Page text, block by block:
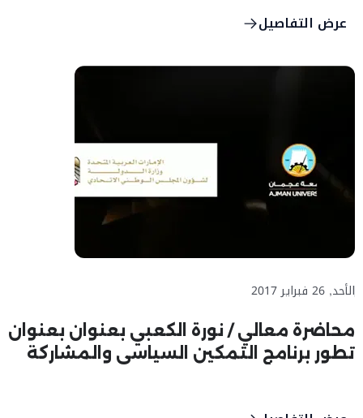
عرض التفاصيل
الأحد, 26 فبراير 2017
محاضرة معالي / نورة الكعبي بعنوان بعنوان
تطور برنامج التمكين السياسي والمشاركة